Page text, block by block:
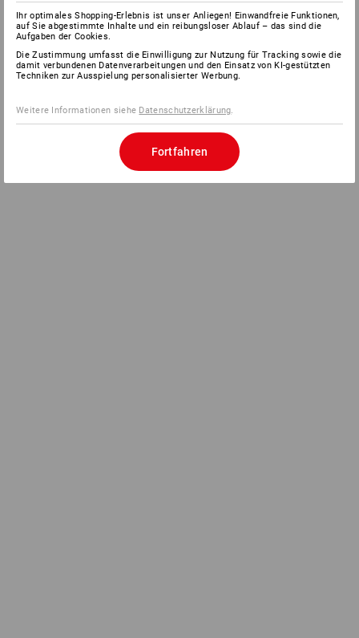
Ihr optimales Shopping-Erlebnis ist unser Anliegen! Einwandfreie Funktionen,
auf Sie abgestimmte Inhalte und ein reibungsloser Ablauf – das sind die
Aufgaben der Cookies.
Die Zustimmung umfasst die Einwilligung zur Nutzung für Tracking sowie die
damit verbundenen Datenverarbeitungen und den Einsatz von KI-gestützten
Techniken zur Ausspielung personalisierter Werbung.
Weitere Informationen siehe Datenschutzerklärung
Fortfahren